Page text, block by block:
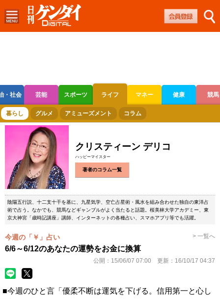
・社会 芸能 スポーツ ライフ マネー 健康 競馬
ボートレース 競輪 オートレース
暮らし グルメ アミューズメント コラム
クリスティーン デリコ
ハッピーマイスター
著者のコラム一覧
陰陽五行説、十二支十干を基に、九星気学、空亡占星術・風水を組み合わせた独自の東洋占
術で占う。なかでも、競馬などギャンブルがよく当たると話題。桜美林大学アカデミー、東
京大神宮「歳時記講座」講師、インターネットの各種占い、スマホアプリ等でも活躍。
今週の「￥」占い > 一覧へ
6/6～6/12のあなたの運勢をお金に換算
公開： 15/06/07 07:00 更新： 16/10/17 04:37
■今週のひと言「優柔不断は運気を下げる。信用第一と心し